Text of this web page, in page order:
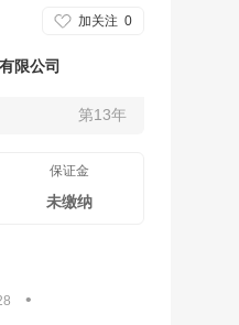
加关注 0
限公司
第13年
保证金
未缴纳
•